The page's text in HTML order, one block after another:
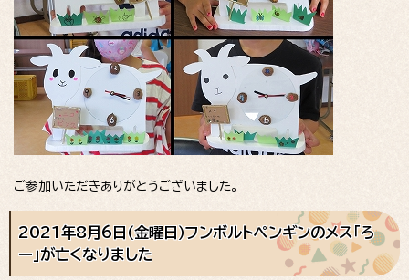
ご参加いただきありがとうございました。
2021年8月6日（金曜日）フンボルトペンギンのメス「ろ
ー」が亡くなりました